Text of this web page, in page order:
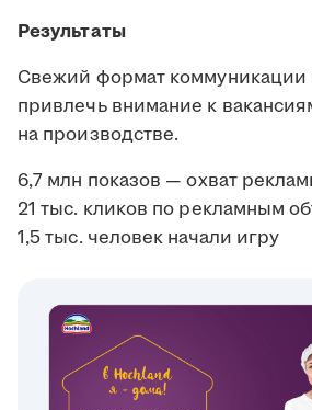
Результаты
Свежий формат коммуникации
привлечь внимание к
на производстве.
6,7 млн показов — охват
21 тыс. кликов по рекламным
1,5 тыс. человек начали игру